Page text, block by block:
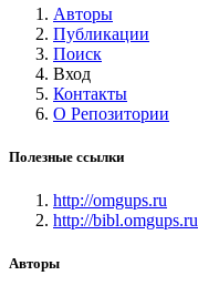
Авторы
Публикации
Поиск
Вход
Контакты
О Репозитории
Полезные ссылки
http://omgups.ru
http://bibl.omgups.ru
Авторы